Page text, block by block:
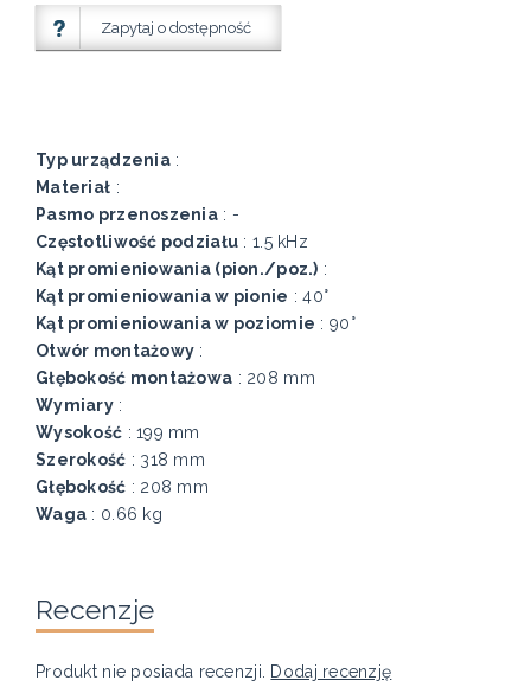
Zapytaj o dostępność
Typ urządzenia:
Materiał :
Pasmo przenoszenia : -
Częstotliwość podziału : 1.5 kHz
Kąt promieniowania (pion./poz.) :
Kąt promieniowania w pionie : 40°
Kąt promieniowania w poziomie : 90°
Otwór montażowy :
Głębokość montażowa : 208 mm
Wymiary:
Wysokość : 199 mm
Szerokość : 318 mm
Głębokość : 208 mm
Waga : 0.66 kg
Recenzje
Produkt nie posiada recenzji. Dodaj recenzję